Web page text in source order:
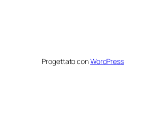
Progettato conWordPress